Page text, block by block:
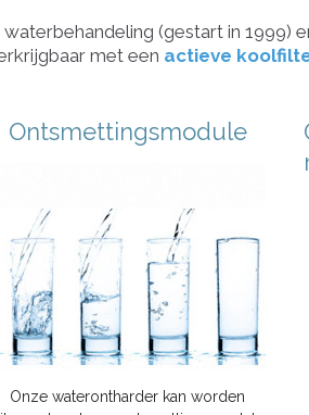
(gestart in 1999)
met een actieve
Ontsmettingsmodule
Onze waterontharder kan worden